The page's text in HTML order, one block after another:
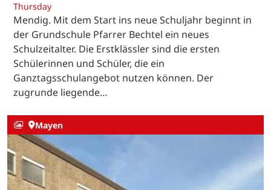
Thursday
Mendig. Mit dem Start ins neue Schuljahr beginnt in
der Grundschule Pfarrer Bechtel ein neues
Schulzeitalter. Die Erstklässler sind die ersten
Schülerinnen und Schüler, die ein
Ganztagsschulangebot nutzen können. Der
zugrunde liegende…
Mayen